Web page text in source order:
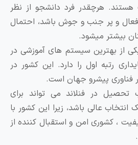
فرد دانشجو از نظر
جنب و جوش باشد، احتمال
میشود.
سیستم های آموزشی در
اول را دارد. این کشور در
پیشرو جهان است.
فنلاند می تواند برای
باشد، زیرا این کشور با
امن و استقبال کننده از